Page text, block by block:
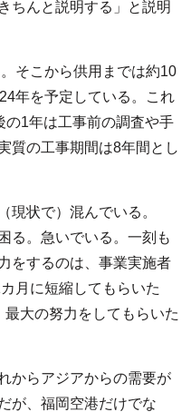
ちんと説明する」と説明
そこから供用までは約10
年を予定している。これ
1年は工事前の調査や手
質の工事期間は8年間とし
状で）混んでいる。
る。急いでいる。一刻も
をするのは、事業実施者
月に短縮してもらいた
大の努力をしてもらいた
からアジアからの需要が
が、福岡空港だけでな